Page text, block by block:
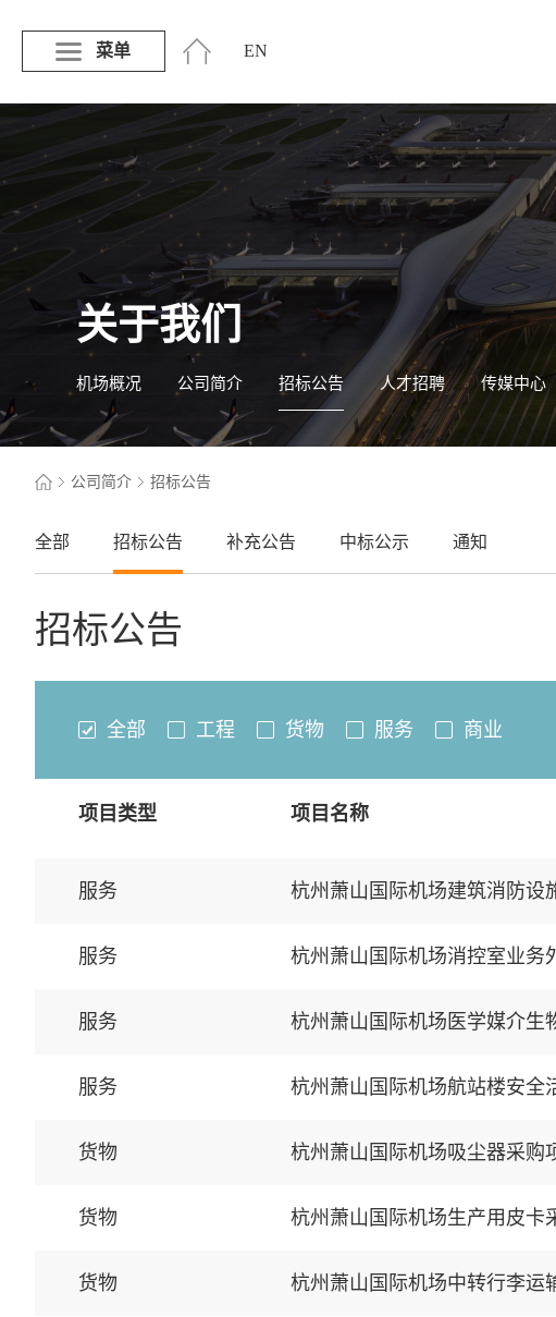
菜单 EN
关于我们
机场概况 公司简介 招标公告 人才招聘 传媒中心
公司简介 招标公告
全部 招标公告 补充公告 中标公示 通知
招标公告
全部 工程 货物 服务 商业
项目类型 项目名称
服务 杭州萧山国际机场建筑消防设
服务 杭州萧山国际机场消控室业务
服务 杭州萧山国际机场医学媒介生
服务 杭州萧山国际机场航站楼安全
货物 杭州萧山国际机场吸尘器采购
货物 杭州萧山国际机场生产用皮卡
货物 杭州萧山国际机场中转行李运